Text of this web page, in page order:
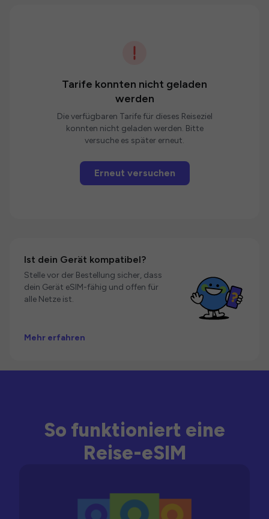
Tarife konnten nicht geladen
werden
Die verfügbaren Tarife für dieses Reiseziel
konnten nicht geladen werden. Bitte
versuche es später erneut.
Erneut versuchen
Ist dein Gerät kompatibel?
Stelle vor der Bestellung sicher, dass
dein Gerät eSIM-fähig und offen für
alle Netze ist.
Mehr erfahren
So funktioniert eine
Reise-eSIM